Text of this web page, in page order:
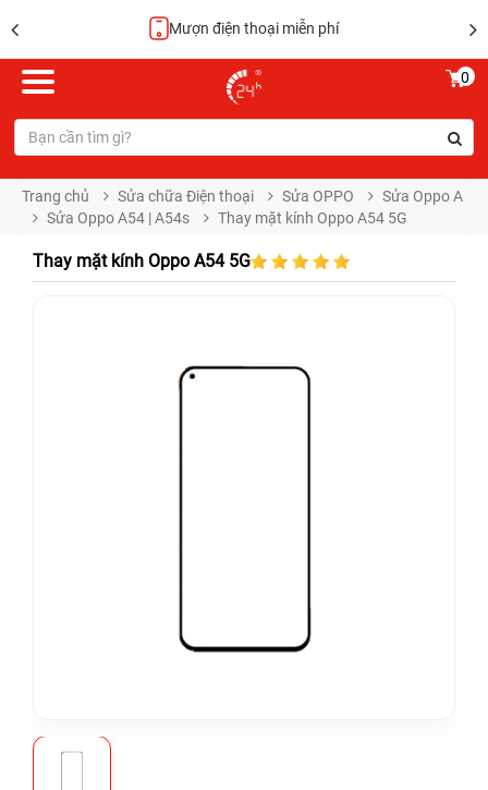
Mượn điện thoại miễn phí
0
Trang chủ Sửa chữa Điện thoại Sửa OPPO
Sửa Oppo A
Sửa Oppo A54 | A54s
Thay mặt kính Oppo A54 5G
Thay mặt kính Oppo A54 5G